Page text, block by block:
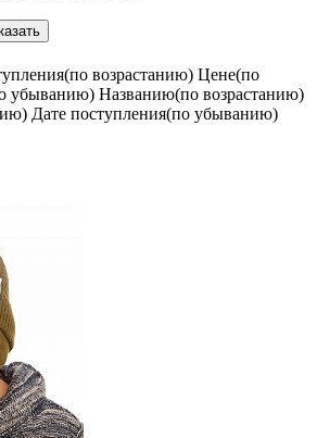
возрастанию) Цене(по
убыванию) Названию(по возрастанию)
Дате поступления(по убыванию)